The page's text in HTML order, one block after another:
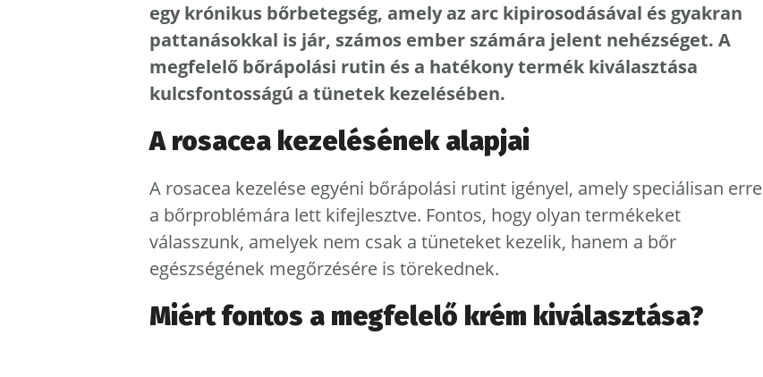
egy krónikus bőrbetegség, amely az arc kipirosodásával és gyakran
pattanásokkal is jár, számos ember számára jelent nehézséget. A
megfelelő bőrápolási rutin és a hatékony termék kiválasztása
kulcsfontosságú a tünetek kezelésében.
A rosacea kezelésének alapjai
A rosacea kezelése egyéni bőrápolási rutint igényel, amely speciálisan erre
a bőrproblémára lett kifejlesztve. Fontos, hogy olyan termékeket
válasszunk, amelyek nem csak a tüneteket kezelik, hanem a bőr
egészségének megőrzésére is törekednek.
Miért fontos a megfelelő krém kiválasztása?